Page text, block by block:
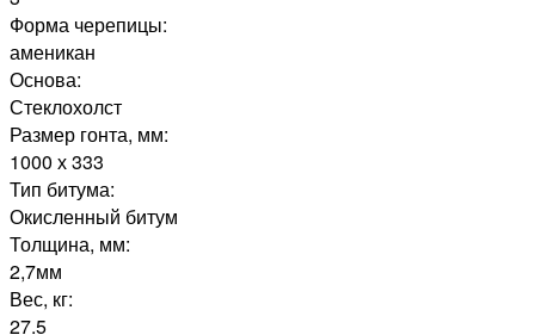
Форма черепицы:
аменикан
Основа:
Стеклохолст
Размер гонта, мм:
1000 х 333
Тип битума:
Окисленный битум
Толщина, мм:
2,7мм
Вес, кг:
27.5